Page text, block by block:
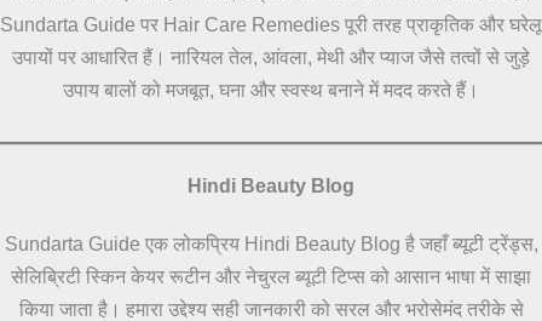
Sundarta Guide पर Hair Care Remedies पूरी तरह प्राकृतिक और घरेलू
उपायों पर आधारित हैं। नारियल तेल, आंवला, मेथी और प्याज जैसे तत्वों से जुड़े
उपाय बालों को मजबूत, घना और स्वस्थ बनाने में मदद करते हैं।
Hindi Beauty Blog
Sundarta Guide एक लोकप्रिय Hindi Beauty Blog है जहाँ ब्यूटी ट्रेंड्स,
सेलिब्रिटी स्किन केयर रूटीन और नेचुरल ब्यूटी टिप्स को आसान भाषा में साझा
किया जाता है। हमारा उद्देश्य सही जानकारी को सरल और भरोसेमंद तरीके से